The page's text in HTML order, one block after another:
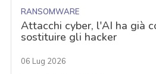
RANSOMWARE
Attacchi cyber, l'AI ha già
sostituire gli hacker
06 Lug 2026